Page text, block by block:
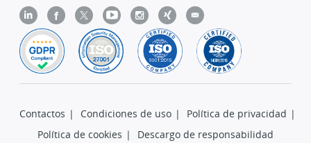
Contactos | Condiciones de uso | Política de privacidad |
Política de cookies | Descargo de responsabilidad